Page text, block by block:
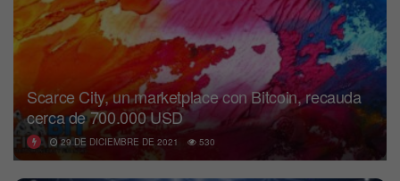
Scarce City, un marketplace con Bitcoin, recauda
cerca de 700.000 USD
29 DE DICIEMBRE DE 2021 530